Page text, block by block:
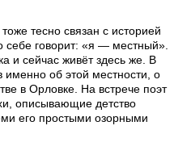
тесно связан с историей
себе говорит: «я — местный».
и сейчас живёт здесь же. В
именно об этой местности, о
в Орловке. На встрече поэт
описывающие детство
его простыми озорными